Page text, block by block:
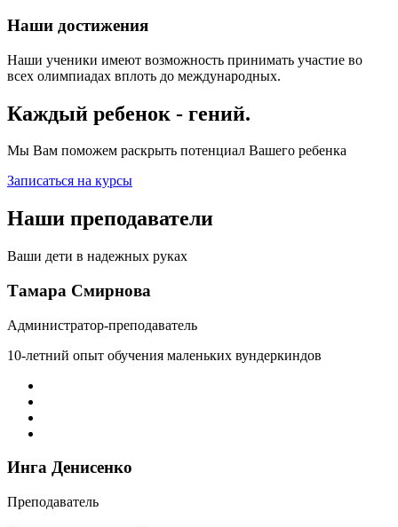
Наши достижения
Наши ученики имеют возможность принимать участие во
всех олимпиадах вплоть до международных.
Каждый ребенок - гений.
Мы Вам поможем раскрыть потенциал Вашего ребенка
Записаться на курсы
Наши преподаватели
Ваши дети в надежных руках
Тамара Смирнова
Администратор-преподаватель
10-летний опыт обучения маленьких вундеркиндов
Инга Денисенко
Преподаватель